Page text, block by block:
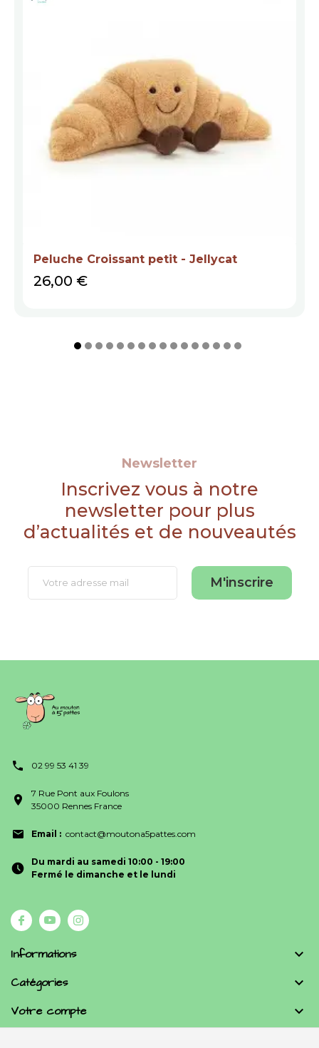
Peluche Croissant petit - Jellycat
Prix
26,00 €
Newsletter
Inscrivez vous à notre
newsletter pour plus
d’actualités et de nouveautés
M'inscrire
02 99 53 41 39
7 Rue Pont aux Foulons
35000 Rennes France
Email : contact@moutona5pattes.com
Du mardi au samedi 10:00 - 19:00
Fermé le dimanche et le lundi
Informations 
Catégories 
Votre compte 